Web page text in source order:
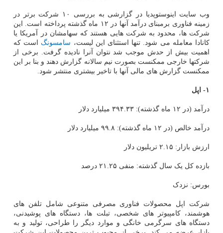
وب سایت اینوستوپدیا در گزارشی به بررسی ۱۰ شرکت برتر در
زمینه فناوری برمبنای درآمد آنها در ۱۲ ماه گذشته پرداخته است. این
شرکت ها، محدود به شرکت هایی هستند که سهامشان در آمریکا یا
کانادا معامله می شود. تنها استثنای این لیست، سامسونگ است که
اهمیت بیش از حدش موجب شد نتوان آنرا نادیده گرفت. برخی از
شرکتها خارجی ممکنست بصورت نیم سالانه گزارش دهند و بنا بر این
ممکنست گزارش های مالی آنها با تاخیر بیشتری منتشر شود.
۱- اپل
درآمد (در ۱۲ ماه گذشته): ۳۹۴.۳۳ میلیارد دلار
درآمد خالص (در ۱۲ ماه گذشته): ۹۹.۸ میلیارد دلار
ارزش بازار: ۲.۱۵ تریلیون دلار
بازده کل یک سال گذشته: منفی ۲۱.۲۵ درصد
بورس: نزدک
شرکت اپل محصولات فناوری مصرفی متنوعی شامل تلفن های
هوشمند، کامپیوتر های شخصی، تبلت ها، دستگاه های پوشیدنی،
دستگاه های سرگرمی خانگی و موارد دیگر را طراحی، تولید و به